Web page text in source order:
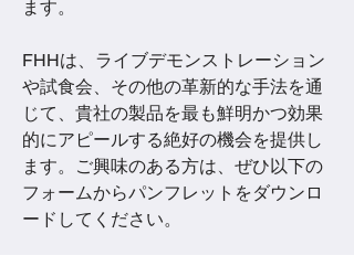
ます。
FHHは、ライブデモンストレーション
や試食会、その他の革新的な手法を通
じて、貴社の製品を最も鮮明かつ効果
的にアピールする絶好の機会を提供し
ます。ご興味のある方は、ぜひ以下の
フォームからパンフレットをダウンロ
ードしてください。